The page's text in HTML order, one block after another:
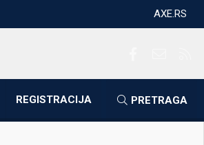
AXE.RS
REGISTRACIJA PRETRAGA